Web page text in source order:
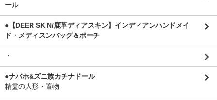
ール
●【DEER SKIN/鹿革ディアスキン】インディアンハンドメイ
ド・メディスンバッグ＆ポーチ
・
●ナバホ&ズニ族カチナドール
精霊の人形・置物